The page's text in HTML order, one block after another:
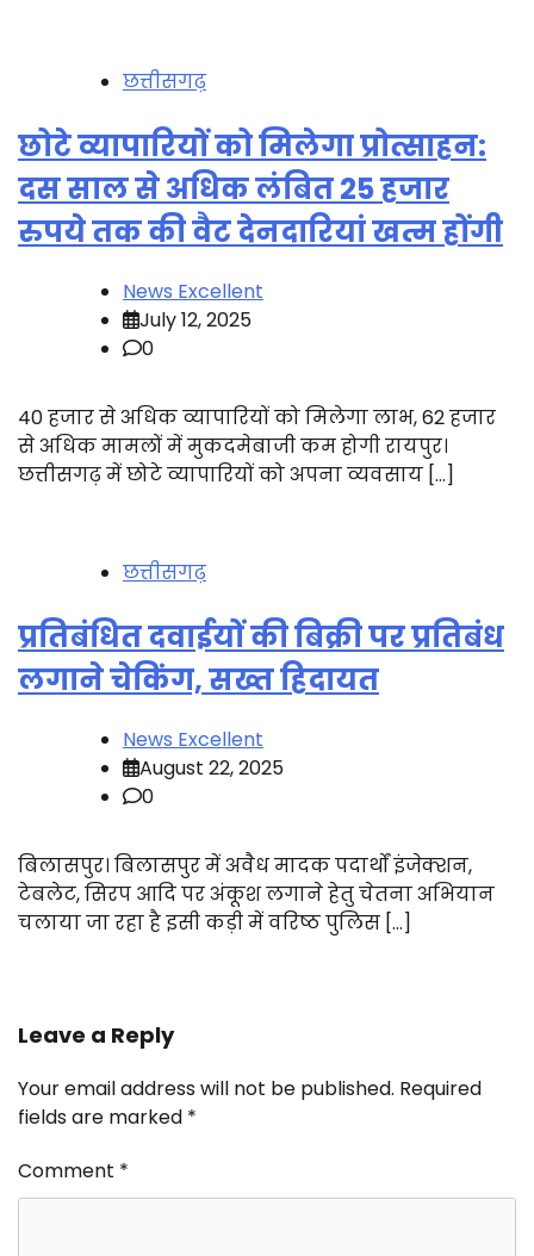
छत्तीसगढ़
छोटे व्यापारियों को मिलेगा प्रोत्साहन:
दस साल से अधिक लंबित 25 हजार
रुपये तक की वैट देनदारियां खत्म होंगी
News Excellent
July 12, 2025
0
40 हजार से अधिक व्यापारियों को मिलेगा लाभ, 62 हजार
से अधिक मामलों में मुकदमेबाजी कम होगी रायपुर।
छत्तीसगढ़ में छोटे व्यापारियों को अपना व्यवसाय […]
छत्तीसगढ़
प्रतिबंधित दवाईयों की बिक्री पर प्रतिबंध
लगाने चेकिंग, सख्त हिदायत
News Excellent
August 22, 2025
0
बिलासपुर। बिलासपुर में अवैध मादक पदार्थों इंजेक्शन,
टेबलेट, सिरप आदि पर अंकूश लगाने हेतु चेतना अभियान
चलाया जा रहा है इसी कड़ी में वरिष्ठ पुलिस […]
Leave a Reply
Your email address will not be published. Required
fields are marked *
Comment *